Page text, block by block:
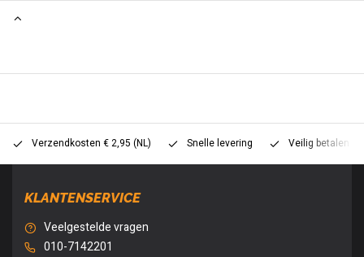
Verzendkosten € 2,95 (NL) Snelle levering Veilig betalen
KLANTENSERVICE
Veelgestelde vragen
010-7142201